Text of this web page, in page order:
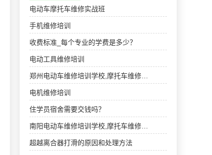
电动车摩托车维修实战班
手机维修培训
收费标准_每个专业的学费是多少？
电动工具维修培训
郑州电动车维修培训学校,摩托车维修…
电机维修培训
住学员宿舍需要交钱吗？
南阳电动车维修培训学校,摩托车维修…
超越离合器打滑的原因和处理方法